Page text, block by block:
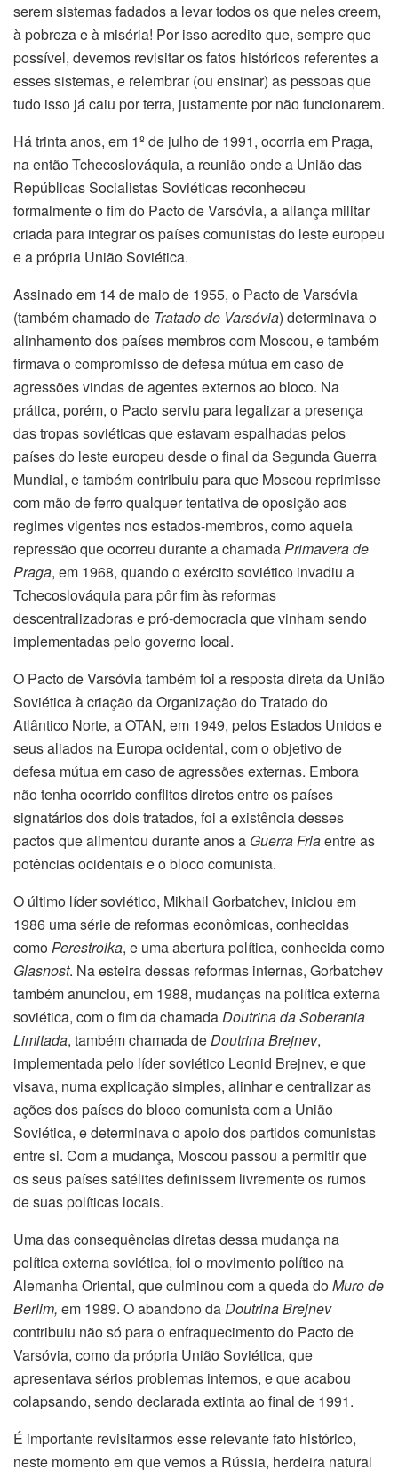
serem sistemas fadados a levar todos os que neles creem,
à pobreza e à miséria! Por isso acredito que, sempre que
possível, devemos revisitar os fatos históricos referentes a
esses sistemas, e relembrar (ou ensinar) as pessoas que
tudo isso já caiu por terra, justamente por não funcionarem.
Há trinta anos, em 1º de julho de 1991, ocorria em Praga,
na então Tchecoslováquia, a reunião onde a União das
Repúblicas Socialistas Soviéticas reconheceu
formalmente o fim do Pacto de Varsóvia, a aliança militar
criada para integrar os países comunistas do leste europeu
e a própria União Soviética.
Assinado em 14 de maio de 1955, o Pacto de Varsóvia
(também chamado de Tratado de Varsóvia) determinava o
alinhamento dos países membros com Moscou, e também
firmava o compromisso de defesa mútua em caso de
agressões vindas de agentes externos ao bloco. Na
prática, porém, o Pacto serviu para legalizar a presença
das tropas soviéticas que estavam espalhadas pelos
países do leste europeu desde o final da Segunda Guerra
Mundial, e também contribuiu para que Moscou reprimisse
com mão de ferro qualquer tentativa de oposição aos
regimes vigentes nos estados-membros, como aquela
repressão que ocorreu durante a chamadaPrimavera de
Praga, em 1968, quando o exército soviético invadiu a
Tchecoslováquia para pôr fim às reformas
descentralizadoras e pró-democracia que vinham sendo
implementadas pelo governo local.
O Pacto de Varsóvia também foi a resposta direta da União
Soviética à criação da Organização do Tratado do
Atlântico Norte, a OTAN, em 1949, pelos Estados Unidos e
seus aliados na Europa ocidental, com o objetivo de
defesa mútua em caso de agressões externas. Embora
não tenha ocorrido conflitos diretos entre os países
signatários dos dois tratados, foi a existência desses
pactos que alimentou durante anos a Guerra Friaentre as
potências ocidentais e o bloco comunista.
O último líder soviético, Mikhail Gorbatchev, iniciou em
1986 uma série de reformas econômicas, conhecidas
comoPerestroika, e uma abertura política, conhecida como
Glasnost. Na esteira dessas reformas internas, Gorbatchev
também anunciou, em 1988, mudanças na política externa
soviética, com o fim da chamadaDoutrina da Soberania
Limitada, também chamada deDoutrina Brejnev,
implementada pelo líder soviético Leonid Brejnev, e que
visava, numa explicação simples, alinhar e centralizar as
ações dos países do bloco comunista com a União
Soviética, e determinava o apoio dos partidos comunistas
entre si. Com a mudança, Moscou passou a permitir que
os seus países satélites definissem livremente os rumos
de suas políticas locais.
Uma das consequências diretas dessa mudança na
política externa soviética, foi o movimento político na
Alemanha Oriental, que culminou com a queda doMuro de
Berlim, em 1989. O abandono daDoutrina Brejnev
contribuiu não só para o enfraquecimento do Pacto de
Varsóvia, como da própria União Soviética, que
apresentava sérios problemas internos, e que acabou
colapsando, sendo declarada extinta ao final de 1991.
É importante revisitarmos esse relevante fato histórico,
neste momento em que vemos a Rússia, herdeira natural